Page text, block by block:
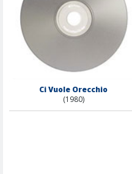
Ci Vuole Orecchio
(1980)